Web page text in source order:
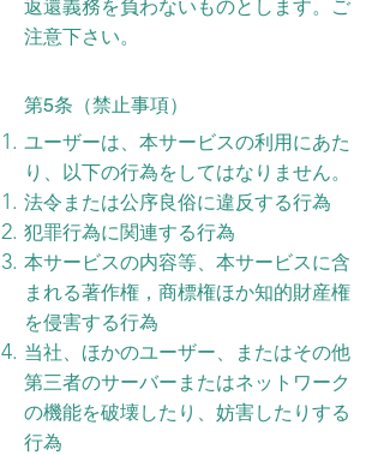
返還義務を負わないものとします。ご
注意下さい。
第5条（禁止事項）
ユーザーは、本サービスの利用にあた
り、以下の行為をしてはなりません。
法令または公序良俗に違反する行為
犯罪行為に関連する行為
本サービスの内容等、本サービスに含
まれる著作権，商標権ほか知的財産権
を侵害する行為
当社、ほかのユーザー、またはその他
第三者のサーバーまたはネットワーク
の機能を破壊したり、妨害したりする
行為